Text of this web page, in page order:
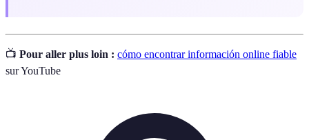
📺 Pour aller plus loin : cómo encontrar información online fiable
sur YouTube